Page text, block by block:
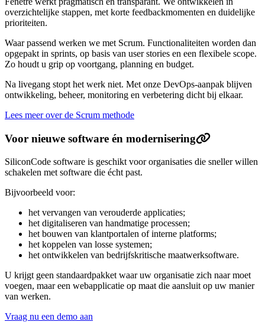
overzichtelijke stappen, met korte feedbackmomenten en duidelijke
prioriteiten.
Waar passend werken we met Scrum. Functionaliteiten worden dan
opgepakt in sprints, op basis van user stories en een flexibele scope.
Zo houdt u grip op voortgang, planning en budget.
Na livegang stopt het werk niet. Met onze DevOps-aanpak blijven
ontwikkeling, beheer, monitoring en verbetering dicht bij elkaar.
Lees meer over de Scrum methode
Voor nieuwe software én modernisering
SiliconCode software is geschikt voor organisaties die sneller willen
schakelen met software die écht past.
Bijvoorbeeld voor:
het vervangen van verouderde applicaties;
het digitaliseren van handmatige processen;
het bouwen van klantportalen of interne platforms;
het koppelen van losse systemen;
het ontwikkelen van bedrijfskritische maatwerksoftware.
U krijgt geen standaardpakket waar uw organisatie zich naar moet
voegen, maar een webapplicatie op maat die aansluit op uw manier
van werken.
Vraag nu een demo aan